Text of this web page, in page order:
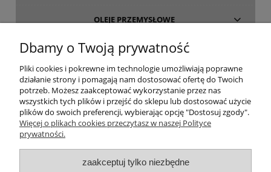
OLEJE PRZEMYSŁOWE
INFORMACJE
O FIRMIE
| Platforma zakupowa środków smarnych firmy ALVESTA |
Dbamy o Twoją prywatność
Pliki cookies i pokrewne im technologie umożliwiają poprawne
działanie strony i pomagają nam dostosować ofertę do Twoich
potrzeb. Możesz zaakceptować wykorzystanie przez nas
wszystkich tych plików i przejść do sklepu lub dostosować użycie
plików do swoich preferencji, wybierając opcję "Dostosuj zgody".
Więcej o plikach cookies przeczytasz w naszej Polityce
prywatności.
zaakceptuj tylko niezbędne